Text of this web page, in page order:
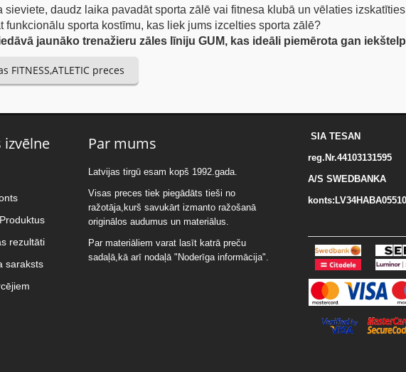
sieviete, daudz laika pavadāt sporta zālē vai fitnesa klubā un vēlaties
funkcionālu sporta kostīmu, kas liek jums izcelties sporta zālē?
jaunāko trenažieru zāles līniju GUM, kas ideāli piemērota gan
FITNESS,ATLETIC preces
izvēlne
rezultāti
saraksts
Par mums
Latvijas tirgū esam kopš 1992.gada.
Visas preces tiek piegādāts tieši no
ražotāja,kurš savukārt izmanto ražošanā
originālos audumus un materiālus.
Par materiāliem varat lasīt katrā preču
sadaļā,kā arī nodaļā "Noderīga informācija".
SIA TESAN
reg.Nr.44103131595
A/S SWEDBANKA